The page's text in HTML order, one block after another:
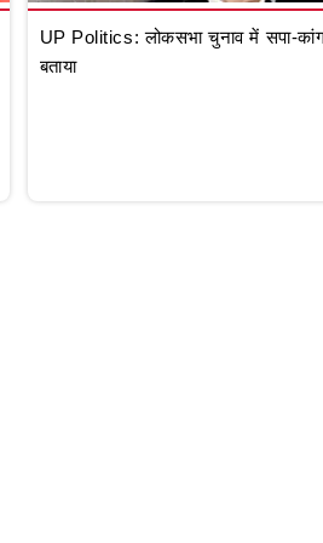
UP Politics: लोकसभा चुनाव में सपा-
बताया